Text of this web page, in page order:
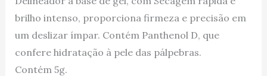
brilho intenso, proporciona firmeza e precisão em
um deslizar ímpar. Contém Panthenol D, que
confere hidratação à pele das pálpebras.
Contém 5g.